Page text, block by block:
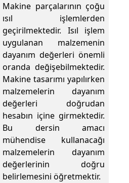
Makine parçalarının çoğu
ısıl işlemlerden
geçirilmektedir. Isıl işlem
uygulanan malzemenin
dayanım değerleri önemli
oranda değişebilmektedir.
Makine tasarımı yapılırken
malzemelerin dayanım
değerleri doğrudan
hesabın içine girmektedir.
Bu dersin amacı
mühendise kullanacağı
malzemelerin dayanım
değerlerinin doğru
belirlemesini öğretmektir.